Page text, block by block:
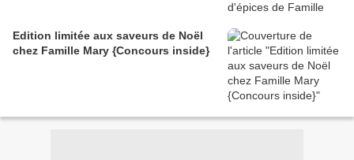
Edition limitée aux saveurs de Noël
chez Famille Mary {Concours inside}